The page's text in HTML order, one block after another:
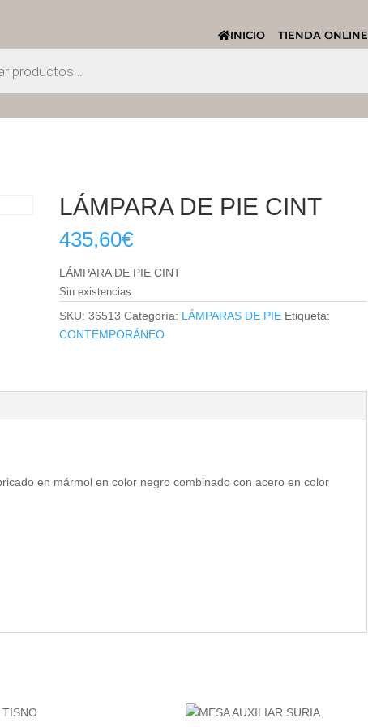
INICIO TIENDA ONLINE
LÁMPARA DE PIE CINT
435,60€
LÁMPARA DE PIE CINT
Sin existencias
SKU:36513 Categoría: LÁMPARAS DE PIE Etiqueta:
CONTEMPORÁNEO
en mármol en color negro combinado con acero en color